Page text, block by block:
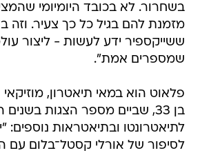
בשחרור. לא בכובד היומיומי
מזמנת להם בגיל כל כך צעיר. וזה
ששייקספיר ידע לעשות - ליצור
שמספרים אמת".
פלאוט הוא במאי תיאטרון, מוזיקאי
בן 33, שביים מספר הצגות בשנים
לתיאטרונטו ובתיאטראות נוספים:
לסיפור של אורלי קסטל־בלום עם